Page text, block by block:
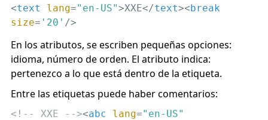
<text lang="en-US">XXE</text><break
size= '20' />
En los atributos, se escriben pequeñas opciones:
idioma, número de orden. El atributo indica:
pertenezco a lo que está dentro de la etiqueta.
Entre las etiquetas puede haber comentarios:
<!-- XXE --><abc lang="en-US"